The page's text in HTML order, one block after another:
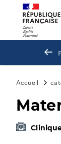
Accueil
Panneau de